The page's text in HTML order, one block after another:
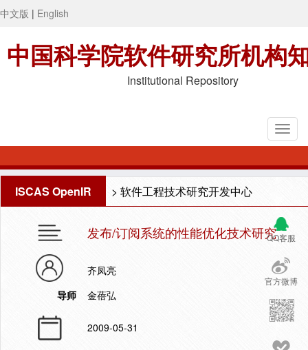
中文版 | English
中国科学院软件研究所机构
Institutional Repository
ISCAS OpenIR > 软件工程技术研究开发中心
QQ客服
官方微博
发布/订阅系统的性能优化技术研究
齐凤亮
导师
金蓓弘
2009-05-31